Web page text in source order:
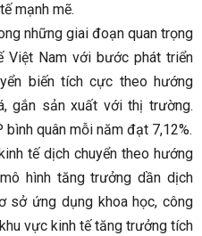
mạnh mẽ.
những giai đoạn quan trọng
Việt Nam với bước phát triển
biến tích cực theo hướng
gắn sản xuất với thị trường.
quân mỗi năm đạt 7,12%.
tế dịch chuyển theo hướng
hình tăng trưởng dần dịch
sở ứng dụng khoa học, công
vực kinh tế tăng trưởng tích